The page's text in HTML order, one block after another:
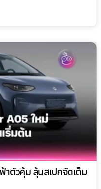
าตัวคุ้ม ลุ้นสเปกจัดเต็ม